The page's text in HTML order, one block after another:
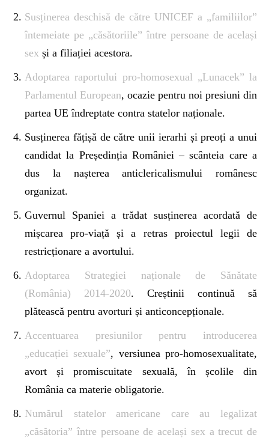
Susținerea deschisă de către UNICEF a „familiilor”
întemeiate pe „căsătoriile” între persoane de același
sex și a filiației acestora.
Adoptarea raportului pro-homosexual „Lunacek” la
Parlamentul European, ocazie pentru noi presiuni din
partea UE îndreptate contra statelor naționale.
Susținerea fățișă de către unii ierarhi și preoți a unui
candidat la Președinția României – scânteia care a
dus la nașterea anticlericalismului românesc
organizat.
Guvernul Spaniei a trădat susținerea acordată de
mișcarea pro-viață și a retras proiectul legii de
restricționare a avortului.
Adoptarea Strategiei naționale de Sănătate
(România) 2014-2020. Creștinii continuă să
plătească pentru avorturi și anticoncepționale.
Accentuarea presiunilor pentru introducerea
„educației sexuale”, versiunea pro-homosexualitate,
avort și promiscuitate sexuală, în școlile din
România ca materie obligatorie.
Numărul statelor americane care au legalizat
„căsătoria” între persoane de același sex a trecut de